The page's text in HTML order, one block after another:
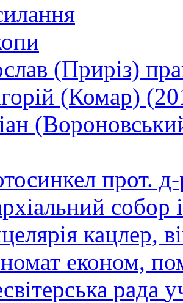
(Приріз)
(Комар)
прот.
собор
кацлер,
економ,
рада